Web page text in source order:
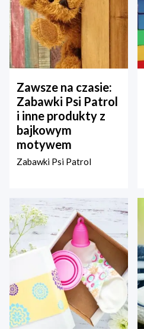
Zawsze na czasie:
Zabawki Psi Patrol
i inne produkty z
bajkowym
motywem
Zabawki Psi Patrol